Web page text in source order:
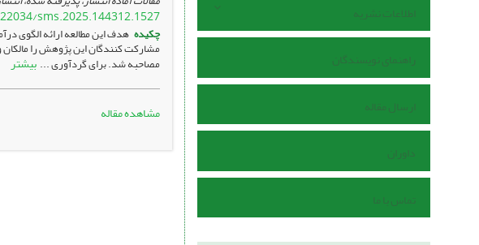
اطلاعات نشریه
راهنمای نویسندگان
ارسال مقاله
داوران
تماس با ما
sms.2025.144312.1527
چکیده هدف این مطالعه ارائه الگوی
مصاحبه شد. برای گردآوری ...بیشتر
مشاهده مقاله